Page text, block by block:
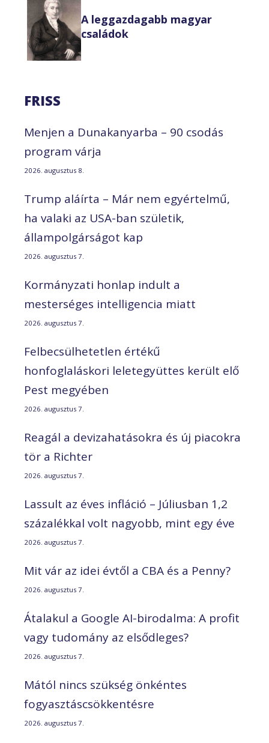
A leggazdagabb magyar
családok
FRISS
Menjen a Dunakanyarba – 90 csodás
program várja
2026. augusztus 8.
Trump aláírta – Már nem egyértelmű,
ha valaki az USA-ban születik,
állampolgárságot kap
2026. augusztus 7.
Kormányzati honlap indult a
mesterséges intelligencia miatt
2026. augusztus 7.
Felbecsülhetetlen értékű
honfoglaláskori leletegyüttes került elő
Pest megyében
2026. augusztus 7.
Reagál a devizahatásokra és új piacokra
tör a Richter
2026. augusztus 7.
Lassult az éves infláció – Júliusban 1,2
százalékkal volt nagyobb, mint egy éve
2026. augusztus 7.
Mit vár az idei évtől a CBA és a Penny?
2026. augusztus 7.
Átalakul a Google AI-birodalma: A profit
vagy tudomány az elsődleges?
2026. augusztus 7.
Mától nincs szükség önkéntes
fogyasztáscsökkentésre
2026. augusztus 7.